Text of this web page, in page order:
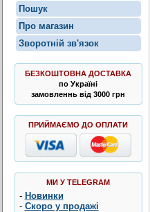
Пошук
Про магазин
Зворотній зв'язок
БЕЗКОШТОВНА ДОСТАВКА
по Україні
замовленнь від 3000 грн
ПРИЙМАЄМО ДО ОПЛАТИ
МИ У TELEGRAM
- Новинки
- Скоро у продажі